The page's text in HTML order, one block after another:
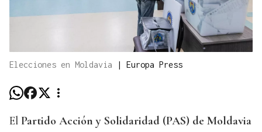
Elecciones en Moldavia | Europa Press
El Partido Acción y Solidaridad (PAS) de Moldavia